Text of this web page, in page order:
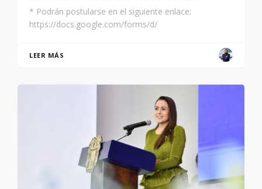
* Podrán postularse en el siguiente enlace:
https://docs.google.com/forms/d/
LEER MÁS